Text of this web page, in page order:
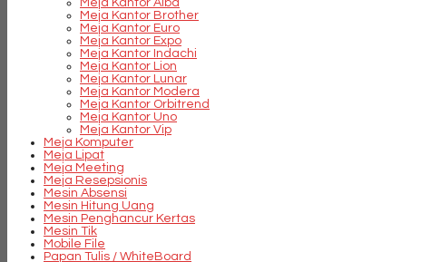
Meja Kantor Alba
Meja Kantor Brother
Meja Kantor Euro
Meja Kantor Expo
Meja Kantor Indachi
Meja Kantor Lion
Meja Kantor Lunar
Meja Kantor Modera
Meja Kantor Orbitrend
Meja Kantor Uno
Meja Kantor Vip
Meja Komputer
Meja Lipat
Meja Meeting
Meja Resepsionis
Mesin Absensi
Mesin Hitung Uang
Mesin Penghancur Kertas
Mesin Tik
Mobile File
Papan Tulis / WhiteBoard